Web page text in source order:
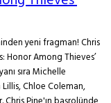
yeni fragman! Chris
Honor Among Thieves’
sıra Michelle
Chloe Coleman,